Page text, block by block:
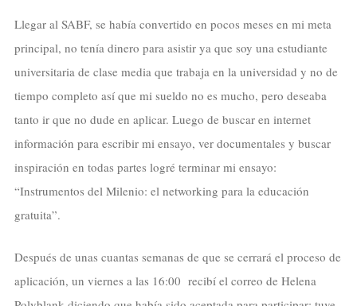
Llegar al SABF, se había convertido en pocos meses en mi meta
principal, no tenía dinero para asistir ya que soy una estudiante
universitaria de clase media que trabaja en la universidad y no de
tiempo completo así que mi sueldo no es mucho, pero deseaba
tanto ir que no dude en aplicar. Luego de buscar en internet
información para escribir mi ensayo, ver documentales y buscar
inspiración en todas partes logré terminar mi ensayo:
“Instrumentos del Milenio: el networking para la educación
gratuita”.
Después de unas cuantas semanas de que se cerrará el proceso de
aplicación, un viernes a las 16:00 recibí el correo de Helena